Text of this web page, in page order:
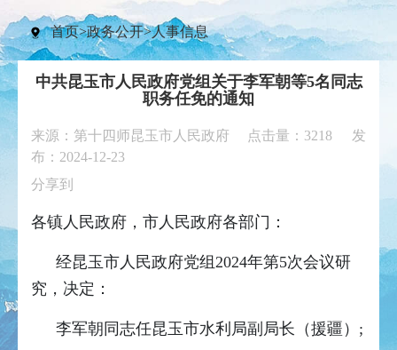
首页>政务公开>人事信息
中共昆玉市人民政府党组关于李军朝等5名同志
职务任免的通知
来源：第十四师昆玉市人民政府 点击量： 3218
发
布：2024-12-23
分享到
各镇人民政府，市人民政府各部门：
经昆玉市人民政府党组2024年第5次会议研
究，决定：
李军朝同志任昆玉市水利局副局长（援疆）;